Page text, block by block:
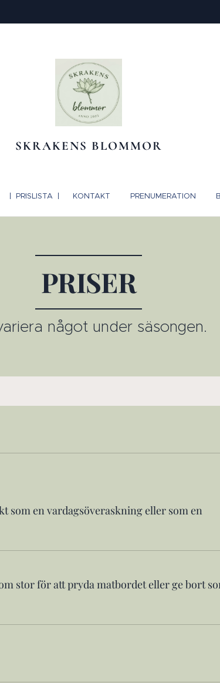
SKRAKENS BLOMMOR
PRISLISTA KONTAKT PRENUMERATION
PRISER
något under säsongen.
som en vardagsöveraskning eller som en
stor för att pryda matbordet eller ge bort